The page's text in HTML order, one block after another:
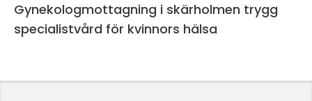
Gynekologmottagning i skärholmen trygg
specialistvård för kvinnors hälsa